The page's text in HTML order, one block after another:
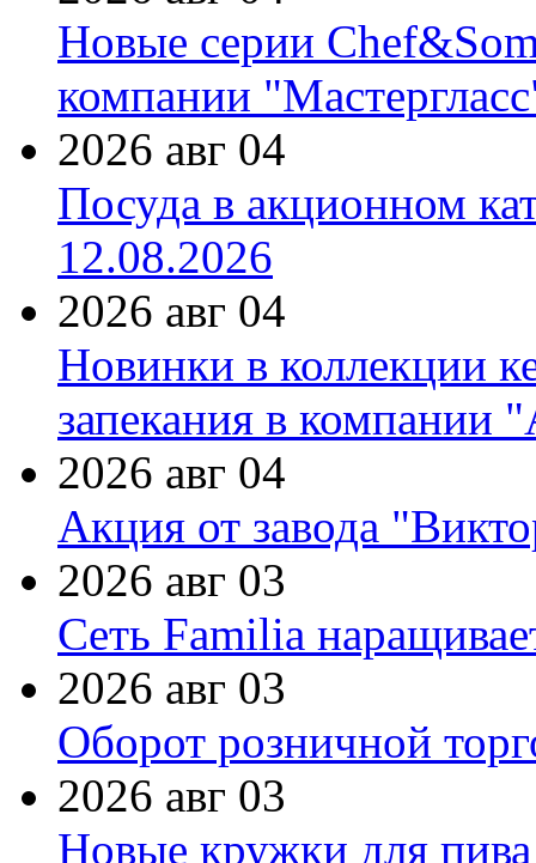
Новые серии
компании
2026 авг 04
Посуда в акционном
12.08.2026
2026 авг 04
Новинки в коллекции
запекания в компании
2026 авг 04
Акция от завода
2026 авг 03
Сеть Familia
2026 авг 03
Оборот розничной
2026 авг 03
Новые кружки для